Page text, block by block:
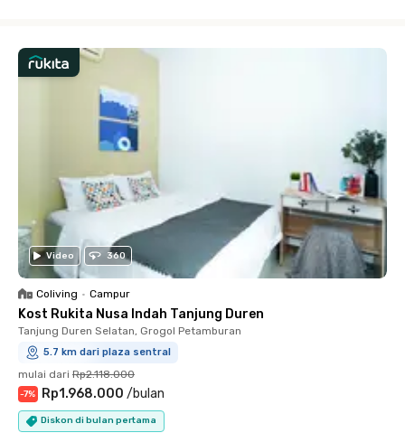
Video 360
Coliving • Campur
Kost Rukita Nusa Indah Tanjung Duren
Tanjung Duren Selatan, Grogol Petamburan
5.7 km dari plaza sentral
mulai dari Rp2.118.000
-7% Rp1.968.000 /bulan
Diskon di bulan pertama